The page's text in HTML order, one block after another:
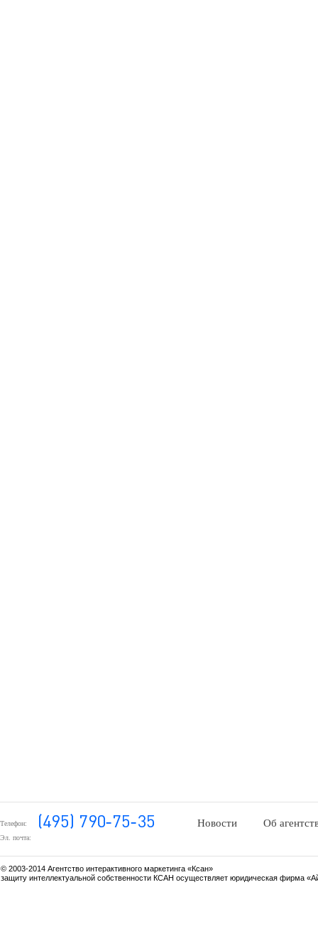
Телефон:
Эл. почта:
Новости Об
© 2003-2014 Агентство интерактивного маркетинга «Ксан»
защиту интеллектуальной собственности КСАН осуществляет юридическая фирма